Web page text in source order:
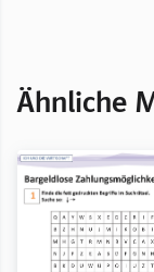
Ähnliche